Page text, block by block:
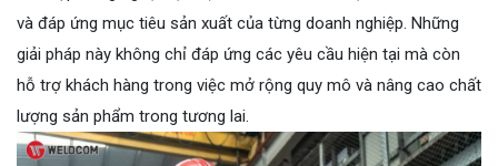
và đáp ứng mục tiêu sản xuất của từng doanh nghiệp. Những
giải pháp này không chỉ đáp ứng các yêu cầu hiện tại mà còn
hỗ trợ khách hàng trong việc mở rộng quy mô và nâng cao chất
lượng sản phẩm trong tương lai.